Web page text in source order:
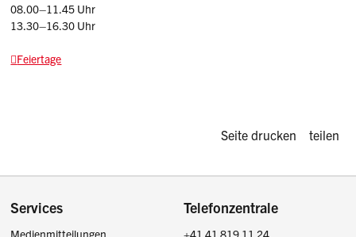
08.00–11.45 Uhr
13.30–16.30 Uhr
Feiertage
Diese Seite
Seite drucken teilen
Footer
Services Telefonzentrale